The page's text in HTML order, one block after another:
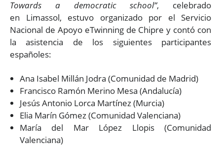
Towards a democratic school”, celebrado
en Limassol, estuvo organizado por el Servicio
Nacional de Apoyo eTwinning de Chipre y contó con
la asistencia de los siguientes participantes
españoles:
Ana Isabel Millán Jodra (Comunidad de Madrid)
Francisco Ramón Merino Mesa (Andalucía)
Jesús Antonio Lorca Martínez (Murcia)
Elia Marín Gómez (Comunidad Valenciana)
María del Mar López Llopis (Comunidad
Valenciana)